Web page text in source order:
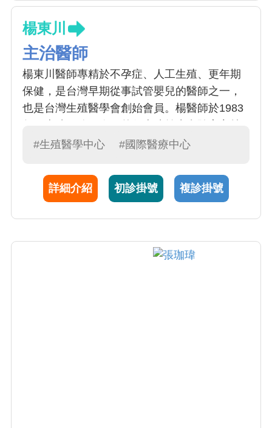
楊東川
主治醫師
楊東川醫師專精於不孕症、人工生殖、更年期
保健，是台灣早期從事試管嬰兒的醫師之一，
也是台灣生殖醫學會創始會員。楊醫師於1983
人、產科主任、試管嬰兒室主持人。 楊醫師除
切；而且不孕症診療、試管嬰兒、冷凍卵子、
冷凍胚胎以及胚胎著床前診斷更有相當好的成
#生殖醫學中心 #國際醫療中心
詳細介紹 初診掛號 複診掛號